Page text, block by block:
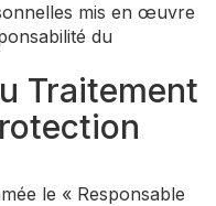
mis en œuvre
du
Traitement
le « Responsable